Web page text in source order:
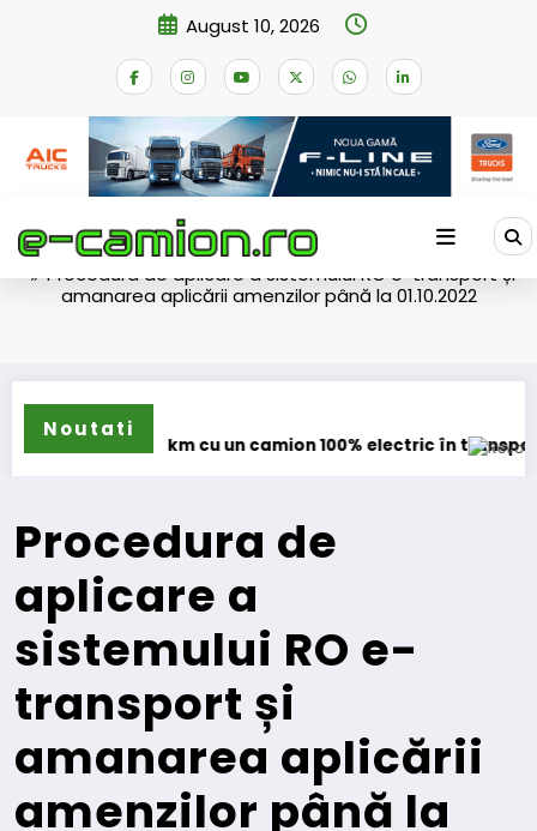
August 10, 2026
Home eNEWS
Procedura de aplicare a sistemului RO e-transport și
amanarea aplicării amenzilor până la 01.10.2022
Noutati
km cu un camion 100% electric în transport internațional
Proiectul
Procedura de
aplicare a
sistemului RO e-
transport și
amanarea aplicării
amenzilor până la